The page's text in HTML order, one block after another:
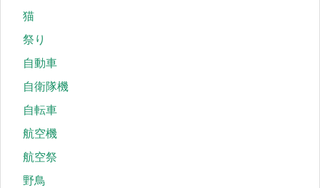
猫
祭り
自動車
自衛隊機
自転車
航空機
航空祭
野鳥